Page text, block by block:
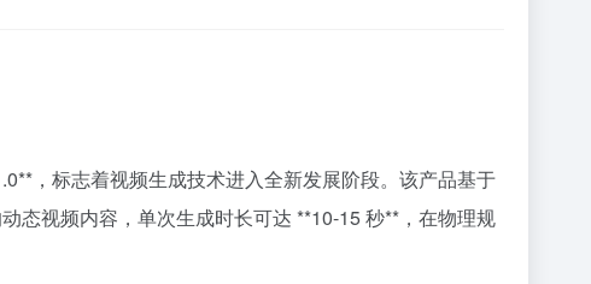
，标志着视频生成技术进入全新发展阶段。该产品基于
态视频内容，单次生成时长可达 **10-15 秒**，在物理规